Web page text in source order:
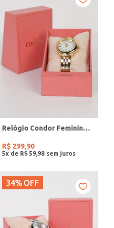
Relógio Condor Feminino DOURADO
R$ 299,90
5x de R$ 59 98
34% OFF